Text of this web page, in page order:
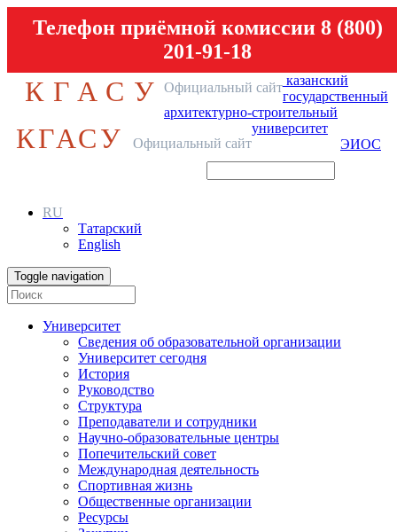
Телефон приёмной комиссии 8 (800)
201-91-18
КГАСУ Официальный сайт казанский
государственный
архитектурно-строительный
университет
КГАСУ Официальный сайт ЭИОС
RU
Татарский
English
Toggle navigation
Университет
Сведения об образовательной организации
Университет сегодня
История
Руководство
Структура
Преподаватели и сотрудники
Научно-образовательные центры
Попечительский совет
Международная деятельность
Спортивная жизнь
Общественные организации
Ресурсы